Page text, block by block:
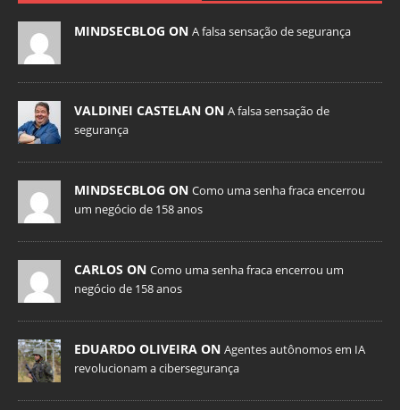
MINDSECBLOG ON A falsa sensação de segurança
VALDINEI CASTELAN ON A falsa sensação de
segurança
MINDSECBLOG ON Como uma senha fraca encerrou
um negócio de 158 anos
CARLOS ON Como uma senha fraca encerrou um
negócio de 158 anos
EDUARDO OLIVEIRA ON Agentes autônomos em IA
revolucionam a cibersegurança